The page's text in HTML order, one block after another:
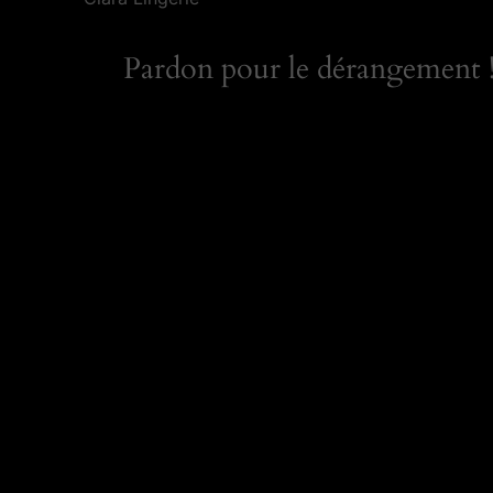
Pardon pour le